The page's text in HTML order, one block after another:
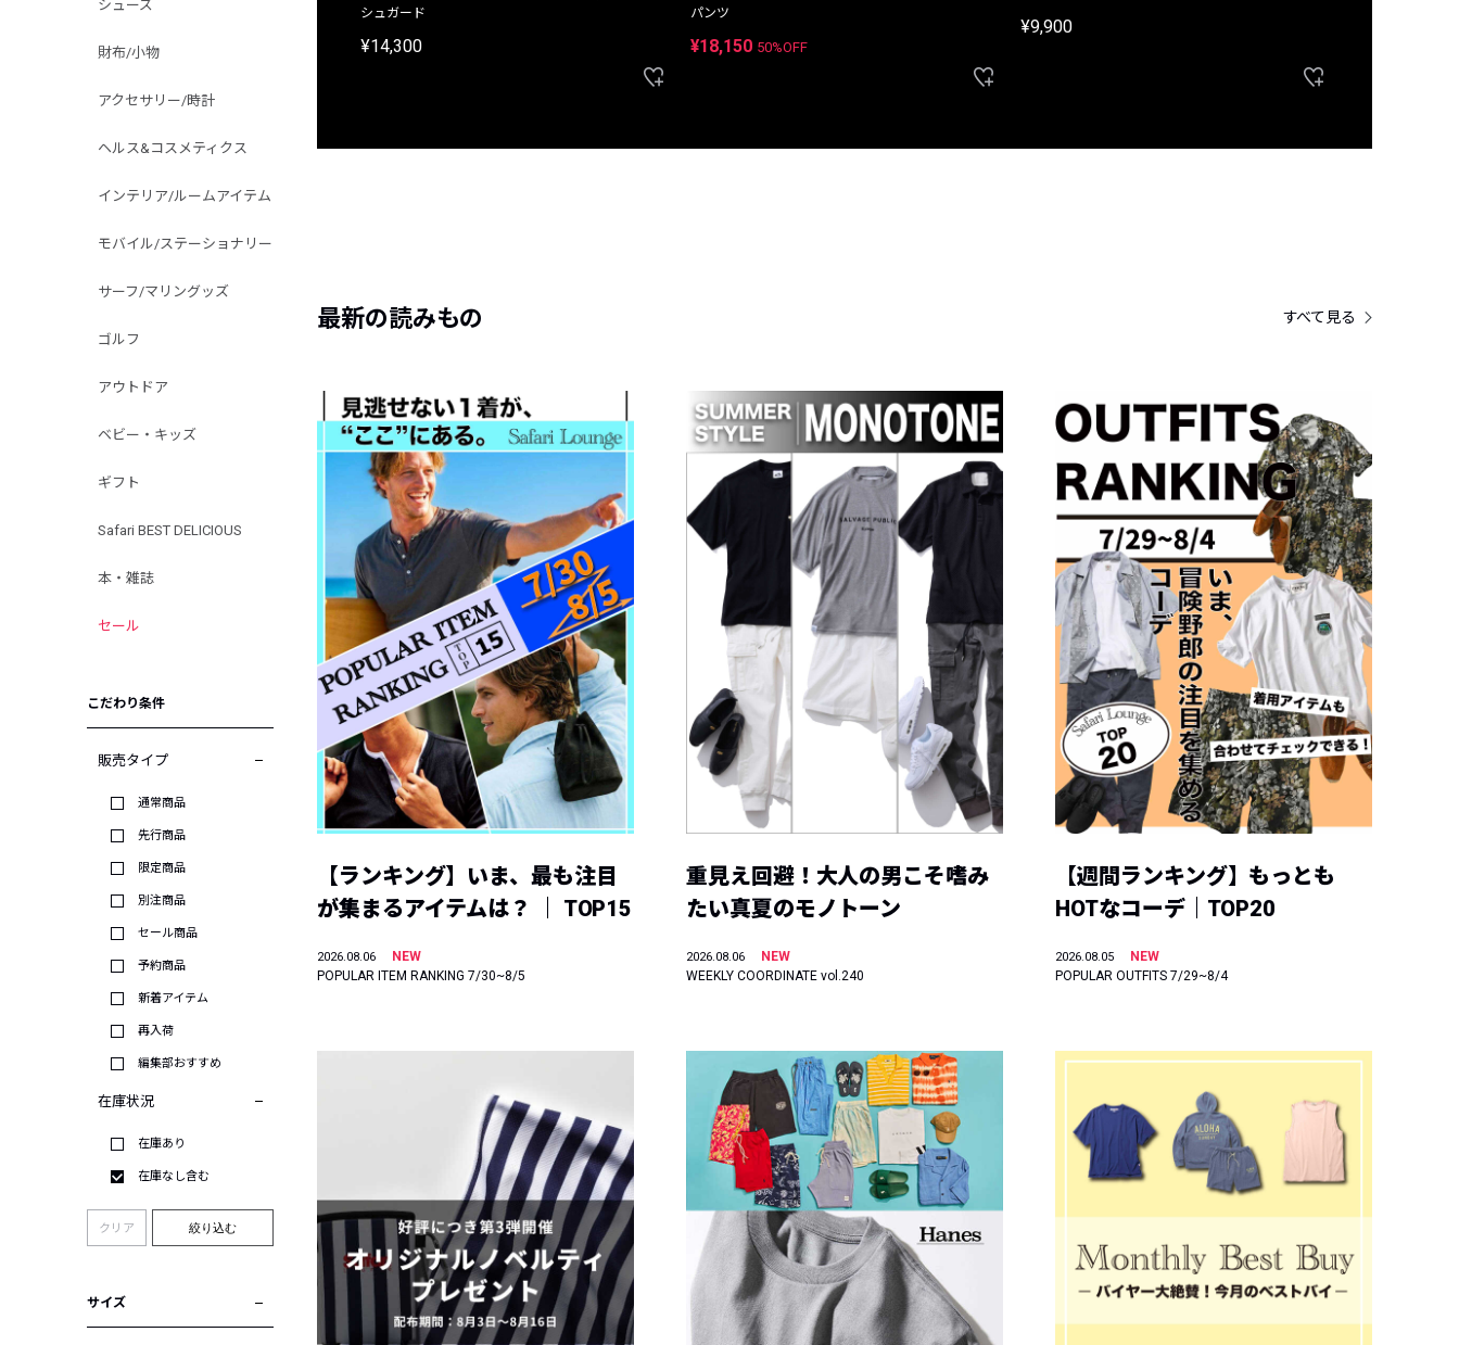
シューズ
財布/小物
アクセサリー/時計
ヘルス&コスメティクス
インテリア/ルームアイテム
モバイル/ステーショナリー
サーフ/マリングッズ
ゴルフ
アウトドア
ベビー・キッズ
ギフト
Safari BEST DELICIOUS
本・雑誌
セール
こだわり条件
販売タイプ
通常商品
先行商品
限定商品
別注商品
セール商品
予約商品
新着アイテム
再入荷
編集部おすすめ
在庫状況
在庫あり
在庫なし含む
クリア 絞り込む
サイズ
プリントTシャツ
シュガード
¥14,300
パンツ
¥18,150 50%OFF
¥9,900
最新の読みもの すべて見る
【ランキング】いま、最も注目
が集まるアイテムは？ ｜ TOP15
2026.08.06
NEW
POPULAR ITEM RANKING 7/30~8/5
重見え回避！大人の男こそ嗜み
たい真夏のモノトーン
2026.08.06
NEW
WEEKLY COORDINATE vol.240
【週間ランキング】もっとも
HOTなコーデ｜TOP20
2026.08.05
NEW
POPULAR OUTFITS 7/29~8/4